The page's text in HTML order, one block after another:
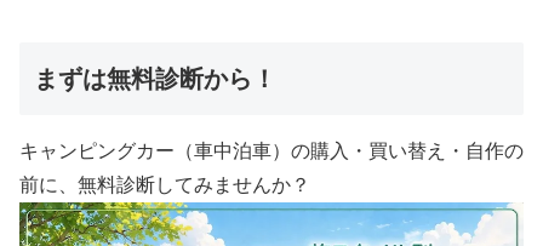
まずは無料診断から！
キャンピングカー（車中泊車）の購入・買い替え・自作の
前に、無料診断してみませんか？